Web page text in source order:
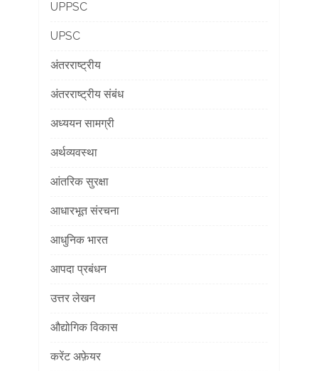
UPPSC
UPSC
अंतरराष्ट्रीय
अंतरराष्ट्रीय संबंध
अध्ययन सामग्री
अर्थव्यवस्था
आंतरिक सुरक्षा
आधारभूत संरचना
आधुनिक भारत
आपदा प्रबंधन
उत्तर लेखन
औद्योगिक विकास
करेंट अफ़ेयर